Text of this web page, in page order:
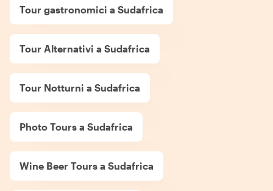
Tour gastronomici a Sudafrica
Tour Alternativi a Sudafrica
Tour Notturni a Sudafrica
Photo Tours a Sudafrica
Wine Beer Tours a Sudafrica